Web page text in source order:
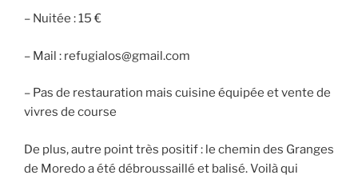
– Nuitée : 15 €
– Mail : refugialos@gmail.com
– Pas de restauration mais cuisine équipée et vente de
vivres de course
De plus, autre point très positif : le chemin des Granges
de Moredo a été débroussaillé et balisé. Voilà qui